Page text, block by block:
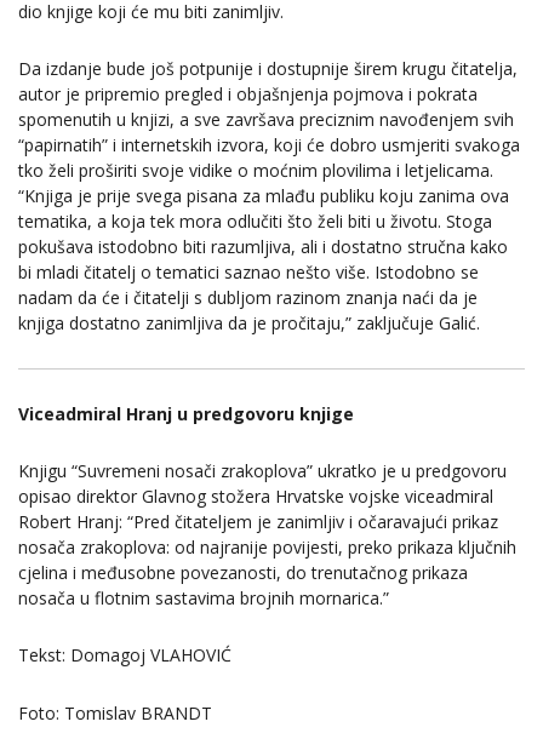
dio knjige koji će mu biti zanimljiv.
Da izdanje bude još potpunije i dostupnije širem krugu čitatelja,
autor je pripremio pregled i objašnjenja pojmova i pokrata
spomenutih u knjizi, a sve završava preciznim navođenjem svih
“papirnatih” i internetskih izvora, koji će dobro usmjeriti svakoga
tko želi proširiti svoje vidike o moćnim plovilima i letjelicama.
“Knjiga je prije svega pisana za mlađu publiku koju zanima ova
tematika, a koja tek mora odlučiti što želi biti u životu. Stoga
pokušava istodobno biti razumljiva, ali i dostatno stručna kako
bi mladi čitatelj o tematici saznao nešto više. Istodobno se
nadam da će i čitatelji s dubljom razinom znanja naći da je
knjiga dostatno zanimljiva da je pročitaju,” zaključuje Galić.
Viceadmiral Hranj u predgovoru knjige
Knjigu “Suvremeni nosači zrakoplova” ukratko je u predgovoru
opisao direktor Glavnog stožera Hrvatske vojske viceadmiral
Robert Hranj: “Pred čitateljem je zanimljiv i očaravajući prikaz
nosača zrakoplova: od najranije povijesti, preko prikaza ključnih
cjelina i međusobne povezanosti, do trenutačnog prikaza
nosača u flotnim sastavima brojnih mornarica.”
Tekst: Domagoj VLAHOVIĆ
Foto: Tomislav BRANDT